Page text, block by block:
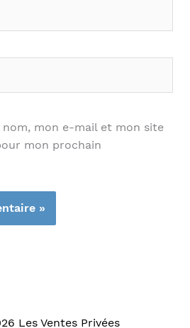
mon e-mail et mon site
mon prochain
Les Ventes Privées